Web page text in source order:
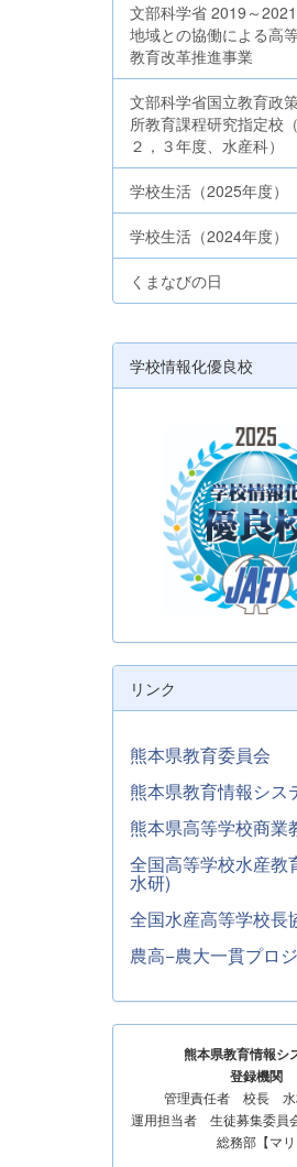
文部科学省 2019～
地域との協働による高
教育改革推進事業
文部科学省国立教育政
所教育課程研究指定校
２，３年度、水産科）
学校生活（2025年度）
学校生活（2024年度）
くまなびの日
学校情報化優良校
リンク
熊本県教育委員会
熊本県教育情報シス
熊本県高等学校商業
全国高等学校水産教
水研)
全国水産高等学校長
農高−農大一貫プロ
熊本県教育情報シ
登録機関
管理責任者 校長 水
運用担当者 生徒募集委員
総務部【マリン